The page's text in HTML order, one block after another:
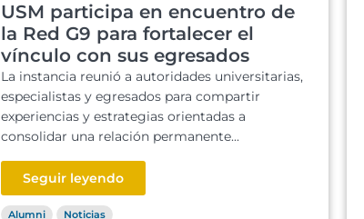
USM participa en encuentro de
la Red G9 para fortalecer el
vínculo con sus egresados
La instancia reunió a autoridades universitarias,
especialistas y egresados para compartir
experiencias y estrategias orientadas a
consolidar una relación permanente...
Seguir leyendo
Alumni Noticias